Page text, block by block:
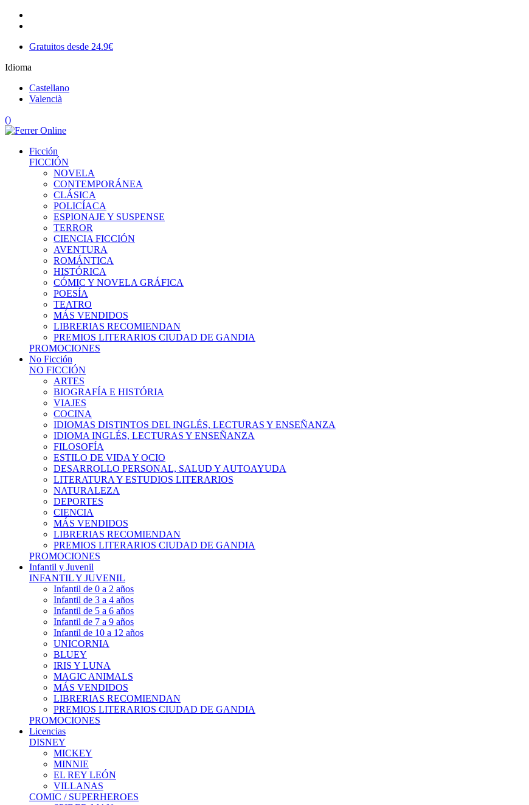
Gratuitos desde 24.9€
Idioma
Castellano
Valencià
()
Ficción
FICCIÓN
NOVELA
CONTEMPORÁNEA
CLÁSICA
POLICÍACA
ESPIONAJE Y SUSPENSE
TERROR
CIENCIA FICCIÓN
AVENTURA
ROMÁNTICA
HISTÓRICA
CÓMIC Y NOVELA GRÁFICA
POESÍA
TEATRO
MÁS VENDIDOS
LIBRERIAS RECOMIENDAN
PREMIOS LITERARIOS CIUDAD DE GANDIA
PROMOCIONES
No Ficción
NO FICCIÓN
ARTES
BIOGRAFÍA E HISTÓRIA
VIAJES
COCINA
IDIOMAS DISTINTOS DEL INGLÉS, LECTURAS Y ENSEÑANZA
IDIOMA INGLÉS, LECTURAS Y ENSEÑANZA
FILOSOFÍA
ESTILO DE VIDA Y OCIO
DESARROLLO PERSONAL, SALUD Y AUTOAYUDA
LITERATURA Y ESTUDIOS LITERARIOS
NATURALEZA
DEPORTES
CIENCIA
MÁS VENDIDOS
LIBRERIAS RECOMIENDAN
PREMIOS LITERARIOS CIUDAD DE GANDIA
PROMOCIONES
Infantil y Juvenil
INFANTIL Y JUVENIL
Infantil de 0 a 2 años
Infantil de 3 a 4 años
Infantil de 5 a 6 años
Infantil de 7 a 9 años
Infantil de 10 a 12 años
UNICORNIA
BLUEY
IRIS Y LUNA
MAGIC ANIMALS
MÁS VENDIDOS
LIBRERIAS RECOMIENDAN
PREMIOS LITERARIOS CIUDAD DE GANDIA
PROMOCIONES
Licencias
DISNEY
MICKEY
MINNIE
EL REY LEÓN
VILLANAS
COMIC / SUPERHEROES